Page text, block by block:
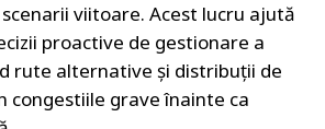
viitoare. Acest lucru ajută
proactive de gestionare a
rute alternative și distribuții de
congestiile grave înainte ca